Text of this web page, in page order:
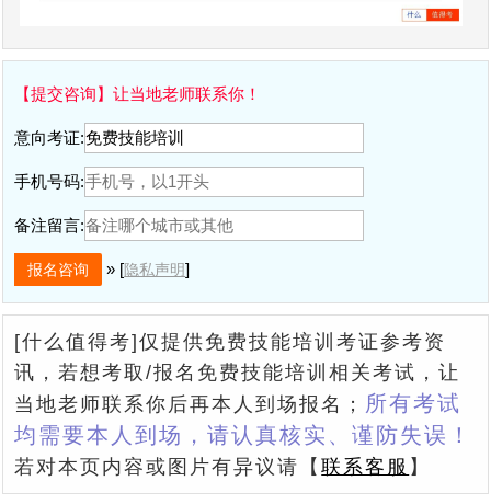
【提交咨询】让当地老师联系你！
意向考证:
手机号码:
备注留言:
» [隐私声明]
[什么值得考]仅提供免费技能培训考证参考资
讯，若想考取/报名免费技能培训相关考试，让
当地老师联系你后再本人到场报名； 所有考试
均需要本人到场，请认真核实、谨防失误！
若对本页内容或图片有异议请【联系客服 】